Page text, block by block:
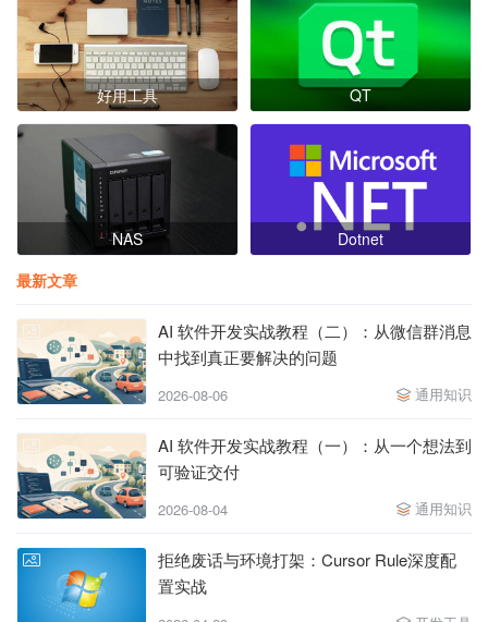
好用工具 QT
NAS
Dotnet
最新文章
AI 软件开发实战教程（二）：从微信群消息
中找到真正要解决的问题
2026-08-06 通用知识
AI 软件开发实战教程（一）：从一个想法到
可验证交付
2026-08-04 通用知识
拒绝废话与环境打架：Cursor Rule深度配
置实战